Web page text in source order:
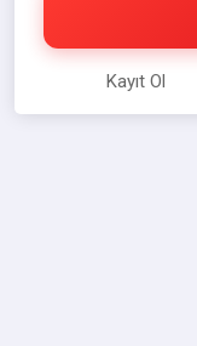
Kayıt Ol